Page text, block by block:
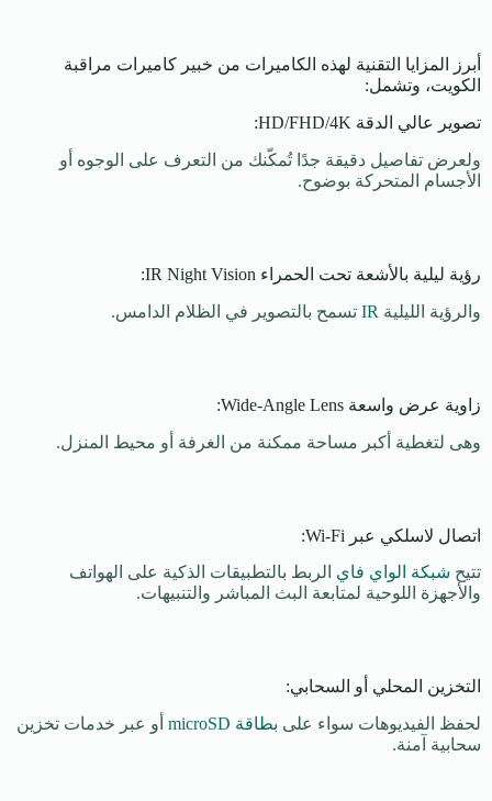
أبرز المزايا التقنية لهذه الكاميرات من خبير كاميرات مراقبة
الكويت، وتشمل:
تصوير عالي الدقة HD/FHD/4K:
ولعرض تفاصيل دقيقة جدًا تُمكّنك من التعرف على الوجوه أو
الأجسام المتحركة بوضوح.
رؤية ليلية بالأشعة تحت الحمراء IR Night Vision:
والرؤية الليلية IR تسمح بالتصوير في الظلام الدامس.
زاوية عرض واسعة Wide-Angle Lens:
وهى لتغطية أكبر مساحة ممكنة من الغرفة أو محيط المنزل.
اتصال لاسلكي عبر Wi-Fi:
تتيح شبكة الواي فاي الربط بالتطبيقات الذكية على الهواتف
والأجهزة اللوحية لمتابعة البث المباشر والتنبيهات.
التخزين المحلي أو السحابي:
لحفظ الفيديوهات سواء على بطاقة microSD
أو عبر خدمات تخزين
سحابية آمنة.